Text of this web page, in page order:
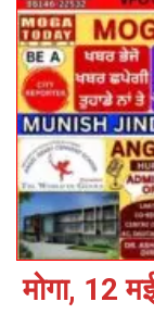
मोगा, 12